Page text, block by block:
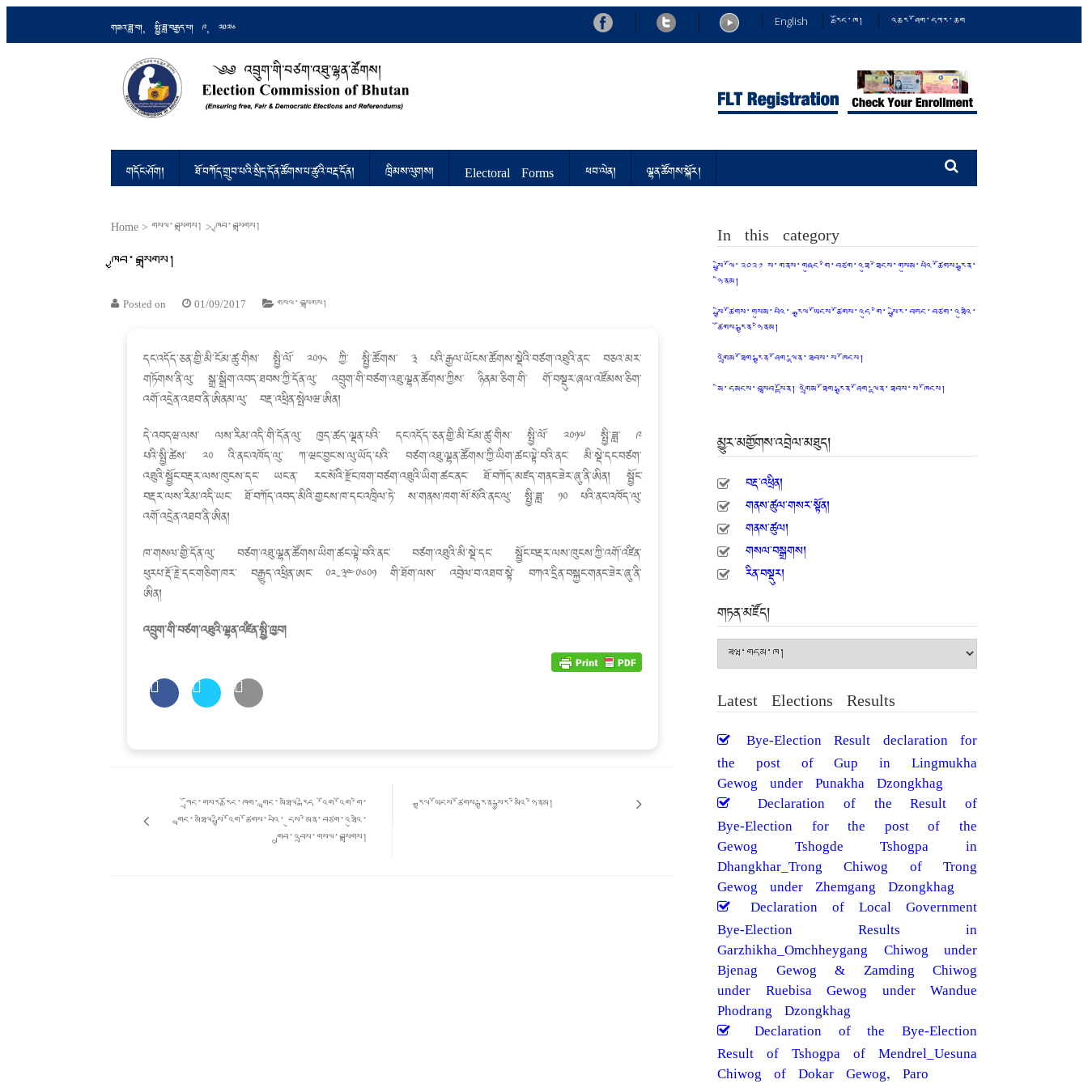
གཟའ་ཟླ་བ།, སྤྱི་ཟླ་བརྒྱད་པ། 9, 2026 English རྫོང་ཁ། འཆར་ཤོག་དཀར་ཆག
གདོང་ཤོག། ཐོ་བཀོད་གྲུབ་པའི་སྲིད་དོན་ཚོགས་པ་ཚུའི་བརྡ་དོན། ཁྲིམས་ལུགས། Electoral Forms ཕབ་ལེན། ལྷན་ཚོགས་སྐོར།
Home > གསལ་བསྒྲགས། >ཁྱབ་བསྒྲགས།
ཁྱབ་བསྒྲགས།
Posted on 01/09/2017 གསལ་བསྒྲགས།
དང་འདོད་ཅན་གྱི་མི་ངོམ་ཚུ་གིས་ སྤྱི་ལོ་ ༢༠༡༨ ཀྱི་ སྤྱི་ཚོགས་ ༣ པའི་རྒྱལ་ཡོངས་ཚོགས་སྡེའི་བཙག་འཐུའི་ནང་ བཅའ་མར་
གཏོགས་ནི་ལུ་ སྒྲ་སྒྲིག་འབད་ཐབས་ཀྱི་དོན་ལུ་ འབྲུག་གི་བཙག་འཐུ་ལྷན་ཚོགས་ཀྱིས་ ཉིནམ་ཅིག་གི་ གོ་བསྡུར་ཞལ་འཛོམས་ཅིག་
འགོ་འདྲེན་འཐབ་ནི་ཨིནམ་ལུ་ བརྡ་འཕྲིན་སྤེལཝ་ཨིན།
དེ་འབདཝ་ལས་ ལས་རིམ་འདི་གི་དོན་ལུ་ ཁྱད་ཚད་ལྡན་པའི་ དང་འདོད་ཅན་གྱི་མི་ངོམ་ཚུ་གིས་ སྤྱི་ལོ་ ༢༠༡༧ སྤྱི་ཟླ་ ༩
པའི་སྤྱི་ཚེས་ ༢༠ འི་ནང་འཁོད་ལུ་ ཀ་ཝང་བྱང་ས་ལུ་ཡོད་པའི་ བཙག་འཐུ་ལྷན་ཚོགས་ཀྱི་ཡིག་ཚང་ལྟེ་བའི་ནང་ མི་སྡེ་དང་བཙག་
འཐུའི་སྦྱོང་བརྡར་ལས་ཁུངས་དང་ ཡང་ན་ རང་སོའི་རྫོང་ཁག་བཙག་འཐུའི་ཡིག་ཚང་ནང་ ཐོ་བཀོད་མཛད་གནང་ཟེར་ཞུ་ནི་ཨིན། སྦྱོང་
བརྡར་ལས་རིམ་འདི་ཡང་ ཐོ་བཀོད་འབད་མིའི་གྱངས་ཁ་དང་འཁྲིལ་ཏེ་ ས་གནས་ཁག་སོ་སོའི་ནང་ལུ་ སྤྱི་ཟླ་ ༡༠ པའི་ནང་འཁོད་ལུ་
འགོ་འདྲེན་འཐབ་ནི་ཨིན།
ཁ་གསལ་གྱི་དོན་ལུ་ བཙག་འཐུ་ལྷན་ཚོགས་ཡིག་ཚང་ལྟེ་བའི་ནང་ བཙག་འཐུའི་མི་སྡེ་དང་ སྦྱོང་བརྡར་ལས་ཁུངས་ཀྱི་འགོ་འཛིན་
ཕུརཔ་རྡོ་རྗེ་དང་གཅིག་ཁར་ བརྒྱུད་འཕྲིན་ཨང་ ༠༢-༣༤༠༦༠༡ གི་ཐོག་ལས་ འབྲེལ་བ་འཐབ་སྟེ་ བཀའ་དྲིན་བསྐྱང་གནང་ཟེར་ཞུ་ནི་
ཨིན།
འབྲུག་གི་བཙག་འཐུའི་ལྷན་འཛིན་སྤྱི་ཁྱབ།
འགྲུལ་
ཀྲོང་གསར་རྫོང་ཁག་ གླང་མཐིལ་རྒེད ་འོག་འོག་གི་
གླང་མཐིལ་སྤྱི་འོག་ཚོགས་པའི་ དུས་མིན་བཙག་འཐུའི་
གྲུབ་འབྲས་གསལ་བསྒྲགས།
རྒྱལ་ཡོངས་ཚོགས་རྒྱན་སྐྱུར་མིའི་ཉིནམ།
In this category
སྤྱི་ལོ་༢༠༢༡ ས་གནས་གཞུང་གི་བཙག་འཐུ་ཐེངས་གསུམ་པའི་ཚོགས་རྒྱན་
ཉིནམ།
སྤྱི་ཚོགས་གསུམ་པའི་ རྒྱལ་ཡོངས་ཚོགས་འདུ་གི་ སྤྱིར་བཏང་བཙག་འཐུའི་
ཚོགས་རྒྱན་ཉིནམ།
འགྲེམ་ཐོག་རྒྱན་ཤོག་ལྷན་ཐབས་ས་ཁོངས།
མི་དམངས་བསླབ་སྟོན། འགྲེམ་ཐོག་རྒྱན་ཤོག་ལྷན་ཐབས་ས་ཁོངས།
མྱུར་མགྱོགས་འབྲེལ་མཐུད།
བརྡ་འཕྲིན།
གནས་ཚུལ་གསར་སྟོན།
གནས་ཚུལ།
གསལ་བསྒྲགས།
རིན་བསྡུར།
གཏན་མཛོད།
Latest Elections Results
Bye-Election Result declaration for
the post of Gup in Lingmukha
Gewog under Punakha Dzongkhag
Declaration of the Result of
Bye-Election for the post of the
Gewog Tshogde Tshogpa in
Dhangkhar_Trong Chiwog of Trong
Gewog under Zhemgang Dzongkhag
Declaration of Local Government
Bye-Election Results in
Garzhikha_Omchheygang Chiwog under
Bjenag Gewog & Zamding Chiwog
under Ruebisa Gewog under Wandue
Phodrang Dzongkhag
Declaration of the Bye-Election
Result of Tshogpa of Mendrel_Uesuna
Chiwog of Dokar Gewog, Paro